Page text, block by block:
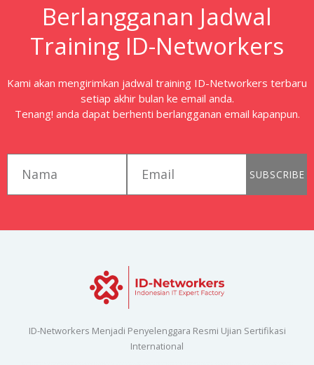
Berlangganan Jadwal
Training ID-Networkers
Kami akan mengirimkan jadwal training ID-Networkers terbaru
setiap akhir bulan ke email anda.
Tenang! anda dapat berhenti berlangganan email kapanpun.
SUBSCRIBE
ID-Networkers Menjadi Penyelenggara Resmi Ujian Sertifikasi
International